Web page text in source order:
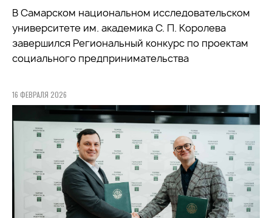
В Самарском национальном исследовательском
университете им. академика С. П. Королева
завершился Региональный конкурс по проектам
социального предпринимательства
16 ФЕВРАЛЯ 2026